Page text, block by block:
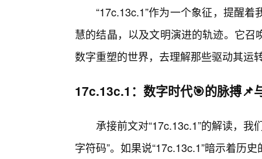
“17c.13c.1”作为一个象征，提醒
慧的结晶，以及文明演进的轨迹。它
数字重塑的世界，去理解那些驱动其运
17c.13c.1：数字时代🎯的脉搏📌
承接前文对“17c.13c.1”的解读，
字符码”。如果说“17c.13c.1”暗示着历